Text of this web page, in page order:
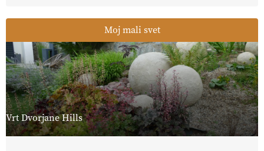
Moj mali svet
Vrt Dvorjane Hills